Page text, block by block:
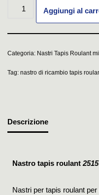
Aggiungi al
Categoria: Nastri Tapis Roulant
Tag: nastro di ricambio tapis
Descrizione
Nastro tapis roulant
Nastri per tapis roulant